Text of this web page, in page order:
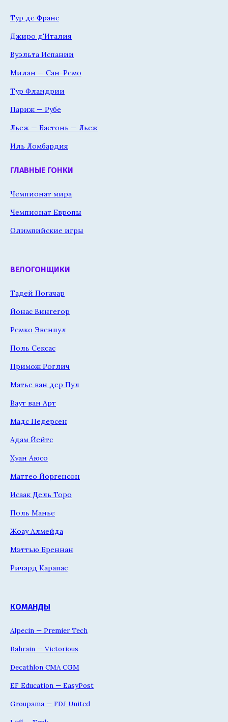
Тур де Франс
Джиро д'Италия
Вуэльта Испании
Милан — Сан-Ремо
Тур Фландрии
Париж — Рубе
Льеж — Бастонь — Льеж
Иль Ломбардия
ГЛАВНЫЕ ГОНКИ
Чемпионат мира
Чемпионат Европы
Олимпийские игры
ВЕЛОГОНЩИКИ
Тадей Погачар
Йонас Вингегор
Ремко Эвенпул
Поль Сексас
Примож Роглич
Матье ван дер Пул
Ваут ван Арт
Мадс Педерсен
Адам Йейтс
Хуан Аюсо
Маттео Йоргенсон
Исаак Дель Торо
Поль Манье
Жоау Алмейда
Мэттью Бреннан
Ричард Карапас
КОМАНДЫ
Alpecin — Premier Tech
Bahrain — Victorious
Decathlon CMA CGM
EF Education — EasyPost
Groupama — FDJ United